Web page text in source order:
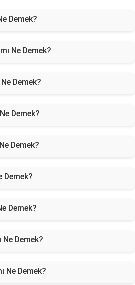
Demek?
Ne Demek?
Demek?
Demek?
Demek?
Demek?
Demek?
Demek?
Ne Demek?